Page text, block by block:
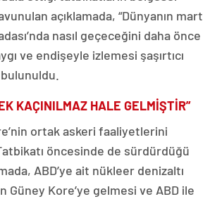
açıklamada, “Dünyanın mart
nasıl geçeceğini daha önce
ve endişeyle izlemesi şaşırtıcı
KAÇINILMAZ HALE GELMİŞTİR”
ortak askeri faaliyetlerini
öncesinde de sürdürdüğü
ABD’ye ait nükleer denizaltı
Güney Kore’ye gelmesi ve ABD ile